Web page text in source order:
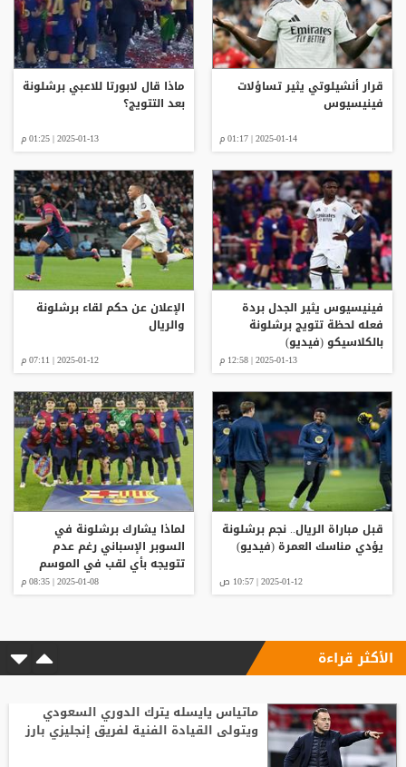
قرار أنشيلوتي يثير تساؤلات
فينيسيوس
2025-01-14 | 01:17 م
ماذا قال لابورتا للاعبي برشلونة
بعد التتويج؟
2025-01-13 | 01:25 م
فينيسيوس يثير الجدل بردة
فعله لحظة تتويج برشلونة
بالكلاسيكو (فيديو)
2025-01-13 | 12:58 م
الإعلان عن حكم لقاء برشلونة
والريال
2025-01-12 | 07:11 م
قبل مباراة الريال.. نجم برشلونة
يؤدي مناسك العمرة (فيديو)
2025-01-12 | 10:57 ص
لماذا يشارك برشلونة في
السوبر الإسباني رغم عدم
تتويجه بأي لقب في الموسم
2025-01-08 | 08:35 م
الأكثر قراءة
ماتياس يايسله يترك الدوري السعودي
ويتولى القيادة الفنية لفريق إنجليزي بارز